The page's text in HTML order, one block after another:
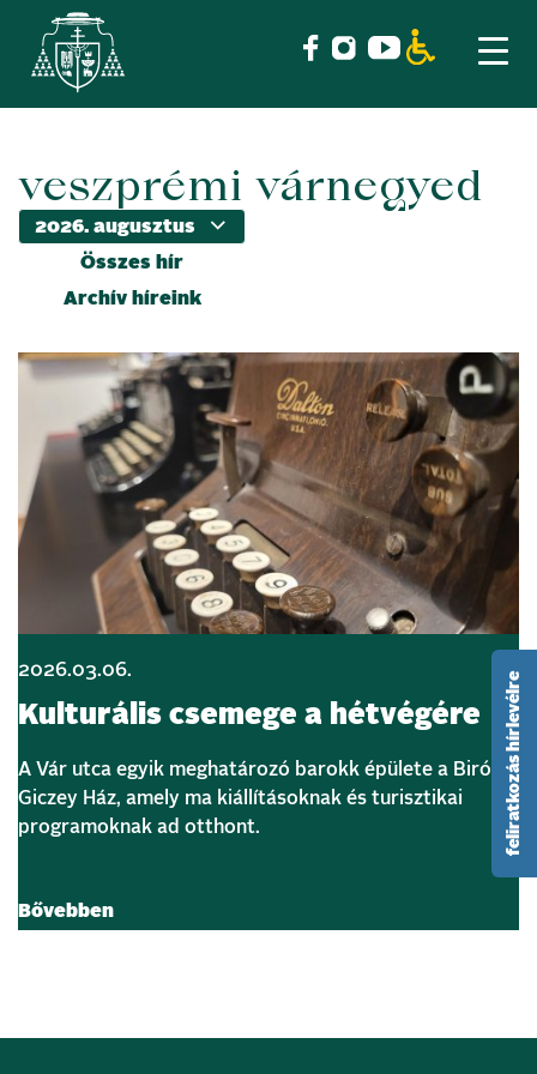
content
veszprémi várnegyed
Összes hír
Archív híreink
2026.03.06.
Kulturális csemege a hétvégére
A Vár utca egyik meghatározó barokk épülete a Biró–
Giczey Ház, amely ma kiállításoknak és turisztikai
programoknak ad otthont.
Bővebben
feliratkozás hírlevélre